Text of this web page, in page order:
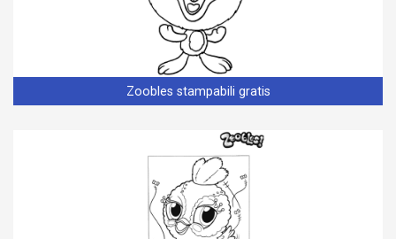
Zoobles stampabili gratis